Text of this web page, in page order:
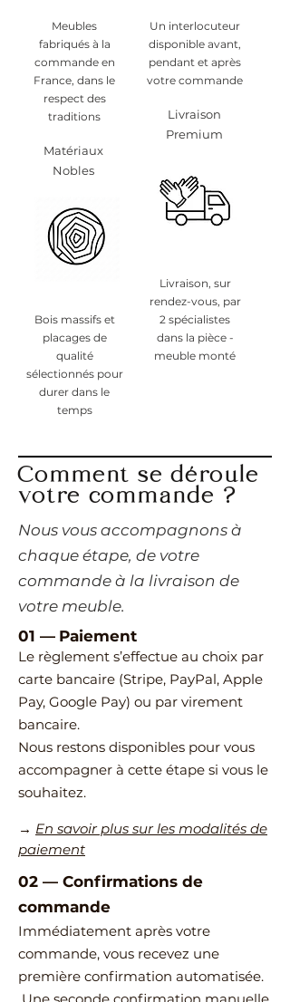
Meubles
fabriqués à la
commande en
France, dans le
respect des
traditions
Matériaux
Nobles
Bois massifs et
placages de
qualité
sélectionnés pour
durer dans le
temps
Un interlocuteur
disponible avant,
pendant et après
votre commande
Livraison
Premium
Livraison, sur
rendez-vous, par
2 spécialistes
dans la pièce -
meuble monté
Comment se déroule
votre commande ?
​Nous vous accompagnons à
chaque étape, de votre
commande à la livraison de
votre meuble.
01 — Paiement
Le règlement s’effectue au choix par
carte bancaire (Stripe, PayPal, Apple
Pay, Google Pay) ou par virement
bancaire.
Nous restons disponibles pour vous
accompagner à cette étape si vous le
souhaitez.
→ En savoir plus sur les modalités de
paiement
02 — ​Confirmations de
commande
Immédiatement après votre
commande, vous recevez une
première confirmation automatisée.